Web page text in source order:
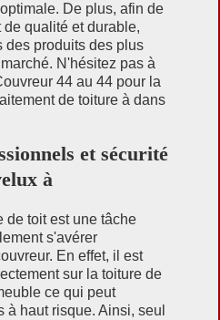
De plus, afin de
qualité et durable,
des produits des plus
N'hésitez pas à
44 au 44 pour la
de toiture à dans
et sécurité
à
de toit est une tâche
s'avérer
En effet, il est
sur la toiture de
ce qui peut
à haut risque. Ainsi, seul